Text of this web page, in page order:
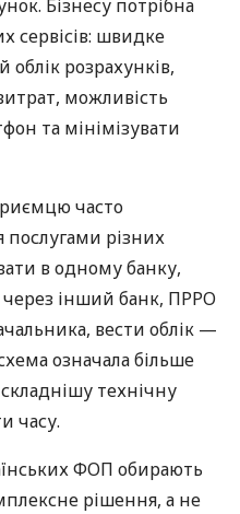
Бізнесу потрібна
сервісів: швидке
розрахунків,
можливість
та мінімізувати
часто
послугами різних
в одному банку,
через інший банк, ПРРО
вести облік —
означала більше
технічну
часу.
ФОП обирають
рішення, а не